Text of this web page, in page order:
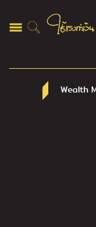
Wealth